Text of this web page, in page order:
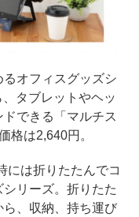
オフィスグッズシ
タブレットやヘッ
できる「マルチス
格は2,640円。
には折りたたんでコ
リーズ。折りたた
、収納、持ち運び